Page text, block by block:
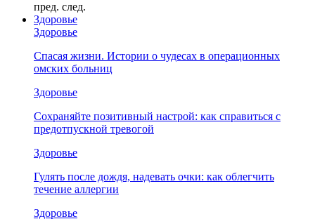
пред. след.
Здоровье
Здоровье
Спасая жизни. Истории о чудесах в операционных
омских больниц
Здоровье
Сохраняйте позитивный настрой: как справиться с
предотпускной тревогой
Здоровье
Гулять после дождя, надевать очки: как облегчить
течение аллергии
Здоровье